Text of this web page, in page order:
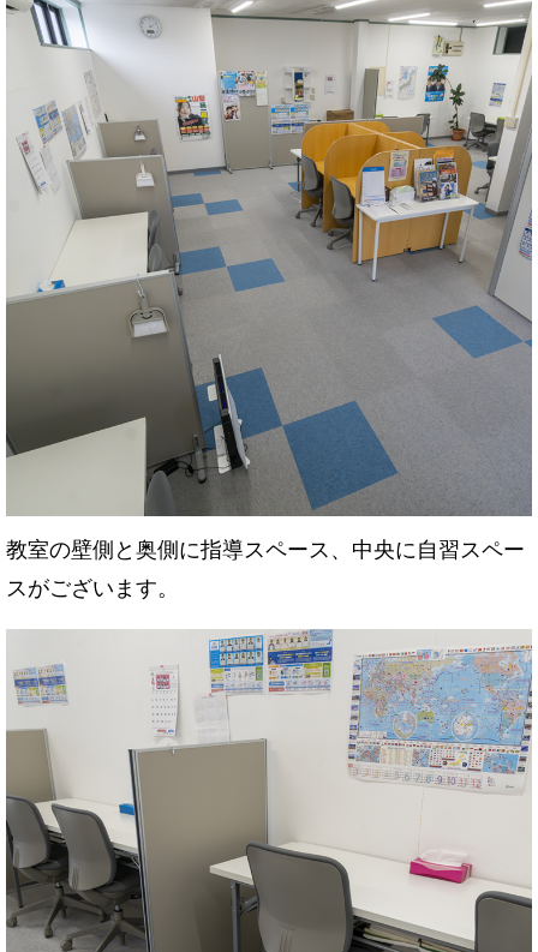
教室の壁側と奥側に指導スペース、中央に自習スペー
スがございます。